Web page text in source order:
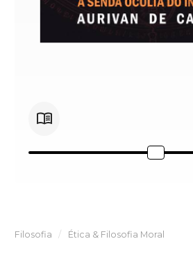
Filosofia Ética & Filosofia Moral